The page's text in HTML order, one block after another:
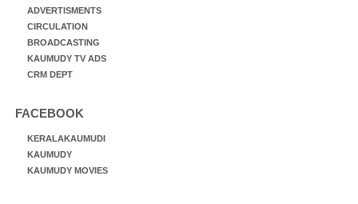
ADVERTISMENTS
CIRCULATION
BROADCASTING
KAUMUDY TV ADS
CRM DEPT
FACEBOOK
KERALAKAUMUDI
KAUMUDY
KAUMUDY MOVIES